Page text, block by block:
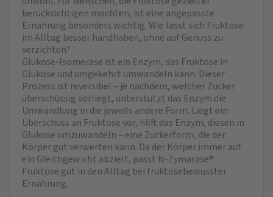
berücksichtigen möchten, ist eine angepasste
Ernährung besonders wichtig. Wie lässt sich Fruktose
im Alltag besser handhaben, ohne auf Genuss zu
verzichten?
Glukose-Isomerase ist ein Enzym, das Fruktose in
Glukose und umgekehrt umwandeln kann. Dieser
Prozess ist reversibel – je nachdem, welcher Zucker
überschüssig vorliegt, unterstützt das Enzym die
Umwandlung in die jeweils andere Form. Liegt ein
Überschuss an Fruktose vor, hilft das Enzym, diesen in
Glukose umzuwandeln – eine Zuckerform, die der
Körper gut verwerten kann. Da der Körper immer auf
ein Gleichgewicht abzielt, passt N-Zymarase®
Fruktose gut in den Alltag bei fruktosebewusster
Ernährung.